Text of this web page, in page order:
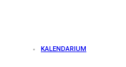
KALENDARIUM